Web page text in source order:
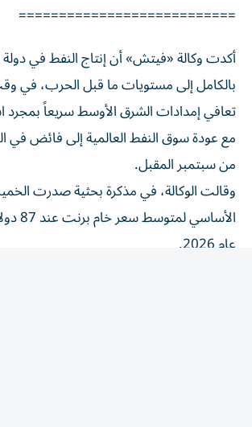
بالكامل إلى مستويات ما قبل الحرب، في
تعافي إمدادات الشرق الأوسط سريعاً بمجرد
مع عودة سوق النفط العالمية إلى فائض في
من سبتمبر المقبل.
وقالت الوكالة، في مذكرة بحثية صدرت
الأساسي
عام 2026.
وأضافت أن هناك مخاطر تدفع الأسعار نحو